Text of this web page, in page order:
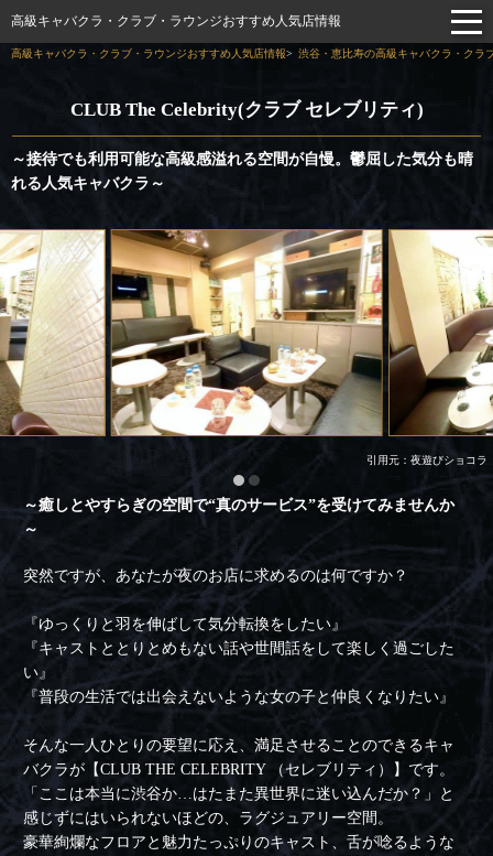
高級キャバクラ・クラブ・ラウンジおすすめ人気店情報
高級キャバクラ・クラブ・ラウンジおすすめ人気店情報 渋谷・恵比寿の高級キャバクラ・クラ
CLUB The Celebrity(クラブ セレブリティ)
～接待でも利用可能な高級感溢れる空間が自慢。鬱屈した気分も晴
れる人気キャバクラ～
引用元：夜遊びショコラ
～癒しとやすらぎの空間で“真のサービス”を受けてみませんか
～
突然ですが、あなたが夜のお店に求めるのは何ですか？
『ゆっくりと羽を伸ばして気分転換をしたい』
『キャストととりとめもない話や世間話をして楽しく過ごした
い』
『普段の生活では出会えないような女の子と仲良くなりたい』
そんな一人ひとりの要望に応え、満足させることのできるキャ
バクラが【CLUB THE CELEBRITY （セレブリティ）】です。
「ここは本当に渋谷か…はたまた異世界に迷い込んだか？」と
感じずにはいられないほどの、ラグジュアリー空間。
豪華絢爛なフロアと魅力たっぷりのキャスト、舌が唸るような